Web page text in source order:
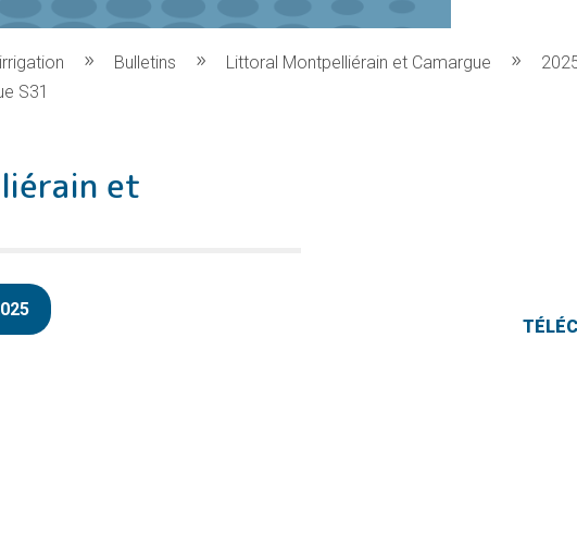
Bulletins Littoral Montpelliérain et Camargue
S31
et